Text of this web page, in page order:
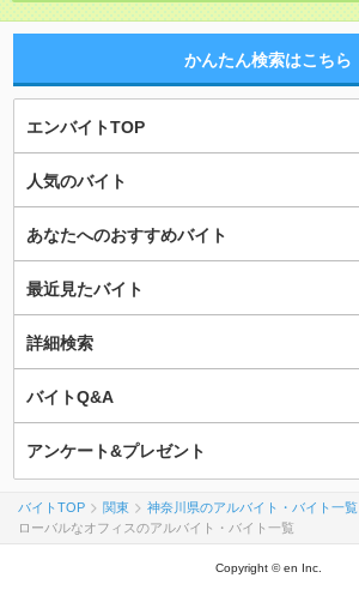
かんたん検索はこちら
エンバイトTOP
人気のバイト
あなたへのおすすめバイト
最近見たバイト
詳細検索
バイトQ&A
アンケート&プレゼント
バイトTOP 関東 神奈川県のアルバイト・バイト一覧
ローバルなオフィスのアルバイト・バイト一覧
Copyright © en Inc.